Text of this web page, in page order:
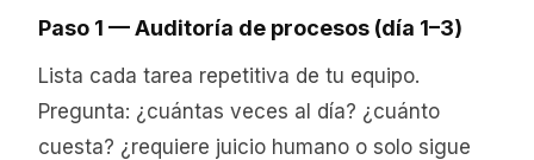
Paso 1 — Auditoría de procesos (día 1–3)
Lista cada tarea repetitiva de tu equipo.
Pregunta: ¿cuántas veces al día? ¿cuánto
cuesta? ¿requiere juicio humano o solo sigue